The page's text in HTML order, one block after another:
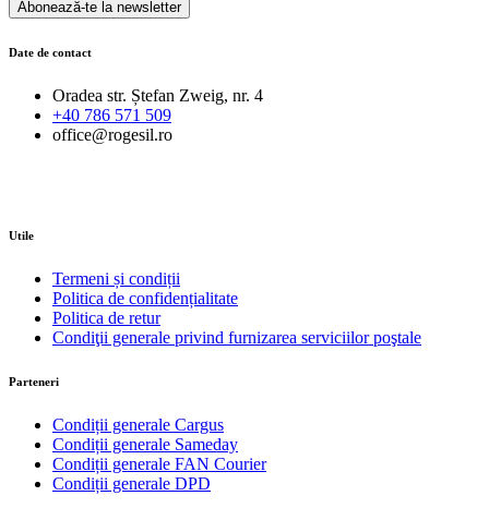
Abonează-te la newsletter
Date de contact
Oradea str. Ștefan Zweig, nr. 4
+40 786 571 509
office@rogesil.ro
Utile
Termeni și condiții
Politica de confidențialitate
Politica de retur
Condiţii generale privind furnizarea serviciilor poştale
Parteneri
Condiții generale Cargus
Condiții generale Sameday
Condiții generale FAN Courier
Condiții generale DPD